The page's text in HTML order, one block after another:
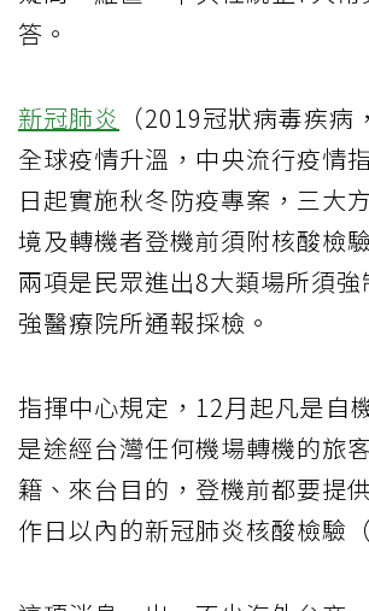
答。
新冠肺炎 （2019冠狀病毒疾病
全球疫情升溫，中央流行疫情
日起實施秋冬防疫專案，三大
境及轉機者登機前須附核酸檢
兩項是民眾進出8大類場所須強
強醫療院所通報採檢。
指揮中心規定，12月起凡是自
是途經台灣任何機場轉機的旅
籍、來台目的，登機前都要提
作日以內的新冠肺炎核酸檢驗